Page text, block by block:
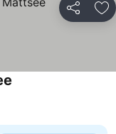
Deli